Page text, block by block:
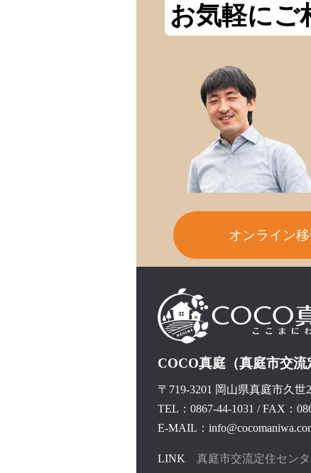
お気軽にご
オンライン
COCO真庭（真庭市交流
〒719-3201 岡山県真庭市久世
TEL：0867-44-1031 /FAX：
E-MAIL：
LINK 真庭市交流定住セン